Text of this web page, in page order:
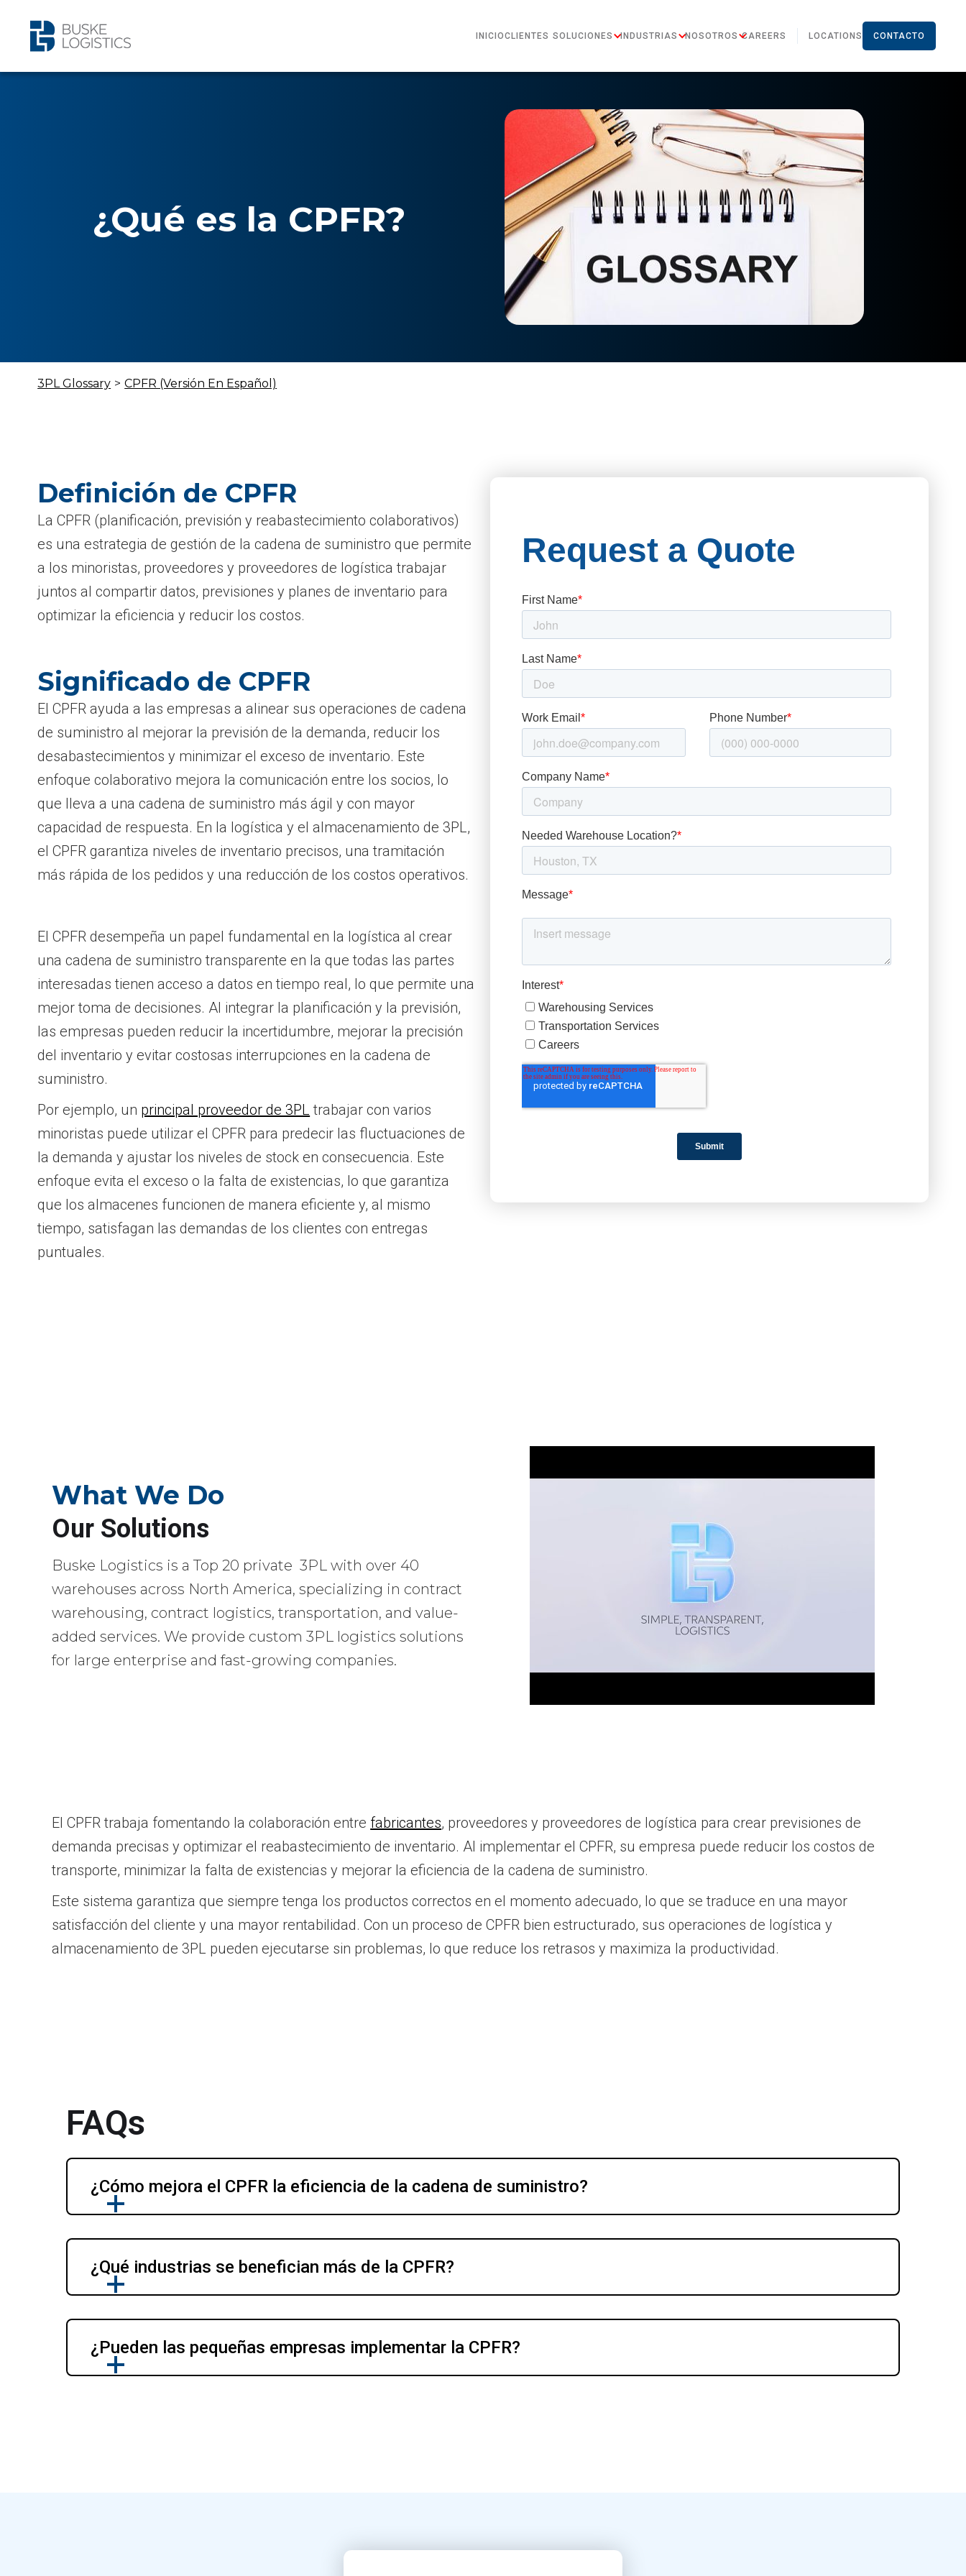
INICIOCLIENTES SOLUCIONES INDUSTRIAS NOSOTROS CAREERS LOCATIONS CONTACTO
¿Qué es la CPFR?
3PL Glossary > CPFR (Versión En Español)
Definición de CPFR
La CPFR (planificación, previsión y reabastecimiento colaborativos)
es una estrategia de gestión de la cadena de suministro que permite
a los minoristas, proveedores y proveedores de logística trabajar
juntos al compartir datos, previsiones y planes de inventario para
optimizar la eficiencia y reducir los costos.
Significado de CPFR
El CPFR ayuda a las empresas a alinear sus operaciones de cadena
de suministro al mejorar la previsión de la demanda, reducir los
desabastecimientos y minimizar el exceso de inventario. Este
enfoque colaborativo mejora la comunicación entre los socios, lo
que lleva a una cadena de suministro más ágil y con mayor
capacidad de respuesta. En la logística y el almacenamiento de 3PL,
el CPFR garantiza niveles de inventario precisos, una tramitación
más rápida de los pedidos y una reducción de los costos operativos.
El CPFR desempeña un papel fundamental en la logística al crear
una cadena de suministro transparente en la que todas las partes
interesadas tienen acceso a datos en tiempo real, lo que permite una
mejor toma de decisiones. Al integrar la planificación y la previsión,
las empresas pueden reducir la incertidumbre, mejorar la precisión
del inventario y evitar costosas interrupciones en la cadena de
suministro.
Por ejemplo, un principal proveedor de 3PL trabajar con varios
minoristas puede utilizar el CPFR para predecir las fluctuaciones de
la demanda y ajustar los niveles de stock en consecuencia. Este
enfoque evita el exceso o la falta de existencias, lo que garantiza
que los almacenes funcionen de manera eficiente y, al mismo
tiempo, satisfagan las demandas de los clientes con entregas
puntuales.
What We Do
Our Solutions
Buske Logistics is a Top 20 private 3PL with over 40
warehouses across North America, specializing in contract
warehousing, contract logistics, transportation, and value-
added services. We provide custom 3PL logistics solutions
for large enterprise and fast-growing companies.
El CPFR trabaja fomentando la colaboración entre fabricantes, proveedores y proveedores de logística para crear previsiones de
demanda precisas y optimizar el reabastecimiento de inventario. Al implementar el CPFR, su empresa puede reducir los costos de
transporte, minimizar la falta de existencias y mejorar la eficiencia de la cadena de suministro.
Este sistema garantiza que siempre tenga los productos correctos en el momento adecuado, lo que se traduce en una mayor
satisfacción del cliente y una mayor rentabilidad. Con un proceso de CPFR bien estructurado, sus operaciones de logística y
almacenamiento de 3PL pueden ejecutarse sin problemas, lo que reduce los retrasos y maximiza la productividad.
FAQs
¿Cómo mejora el CPFR la eficiencia de la cadena de suministro?
¿Qué industrias se benefician más de la CPFR?
¿Pueden las pequeñas empresas implementar la CPFR?